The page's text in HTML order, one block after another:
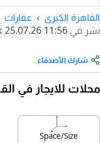
القاهرة الكبرى عقارات
نشر في 25.07.26 11:56
شارك الأصدقاء
محلات للايجار في
Space/Size